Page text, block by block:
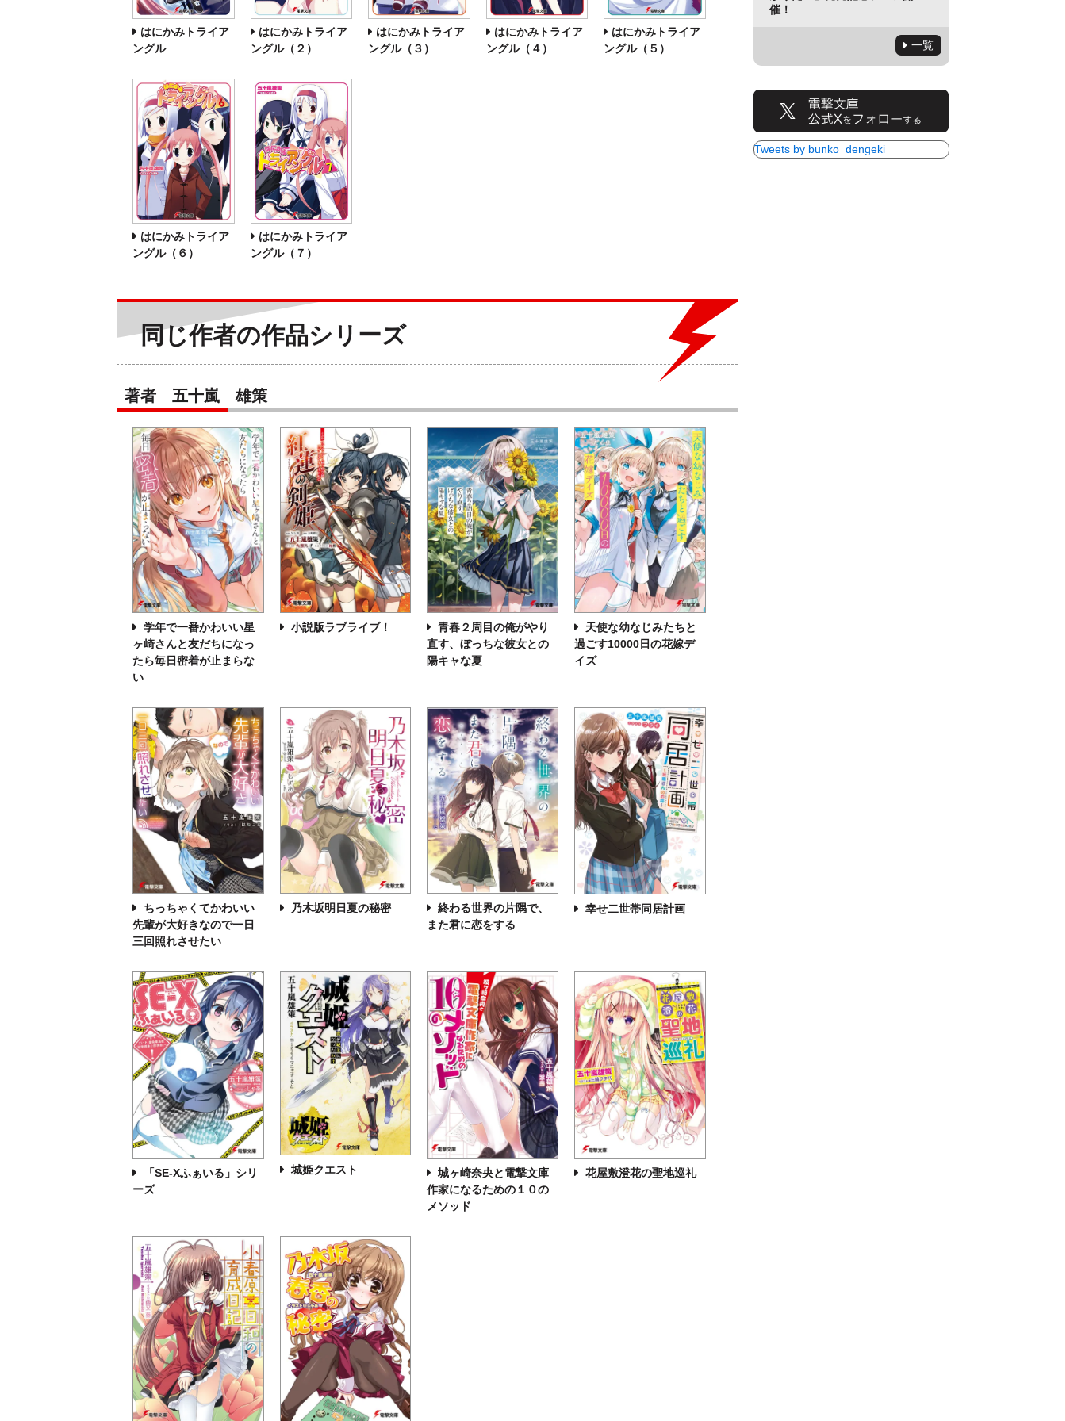
はにかみトライア
ングル
はにかみトライア
ングル（２）
はにかみトライア
ングル（３）
はにかみトライア
ングル（４）
はにかみトライア
ングル（５）
はにかみトライア
ングル（６）
はにかみトライア
ングル（７）
同じ作者の作品シリーズ
著者 五十嵐 雄策
学年で一番かわいい星
ヶ崎さんと友だちになっ
たら毎日密着が止まらな
い
小説版ラブライブ！
青春２周目の俺がやり
直す、ぼっちな彼女との
陽キャな夏
天使な幼なじみたちと
過ごす10000日の花嫁デ
イズ
ちっちゃくてかわいい
先輩が大好きなので一日
三回照れさせたい
乃木坂明日夏の秘密
終わる世界の片隅で、
また君に恋をする
幸せ二世帯同居計画
「SE-Xふぁいる」シリ
ーズ
城姫クエスト
城ヶ崎奈央と電撃文庫
作家になるための１０の
メソッド
花屋敷澄花の聖地巡礼
催！
一覧
Tweets by bunko_dengeki